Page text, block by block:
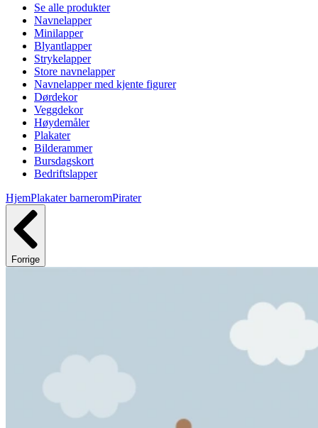
Se alle produkter
Navnelapper
Minilapper
Blyantlapper
Strykelapper
Store navnelapper
Navnelapper med kjente figurer
Dørdekor
Veggdekor
Høydemåler
Plakater
Bilderammer
Bursdagskort
Bedriftslapper
HjemPlakater barneromPirater
Forrige